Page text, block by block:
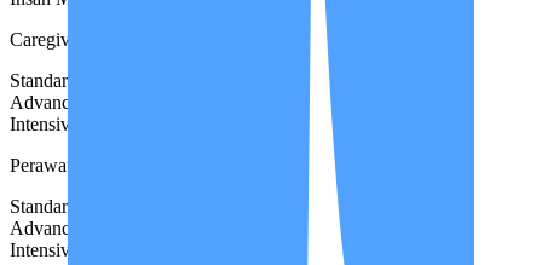
Caregiver
Standard
Advanced
Intensive
Perawat Non STR
Standard
Advanced
Intensive